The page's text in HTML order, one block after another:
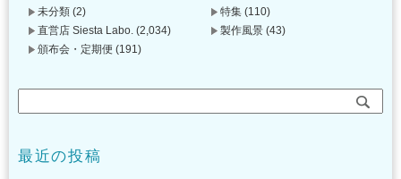
未分類 (2) 特集 (110)
直営店 Siesta Labo. (2,034) 製作風景 (43)
頒布会・定期便 (191)
最近の投稿